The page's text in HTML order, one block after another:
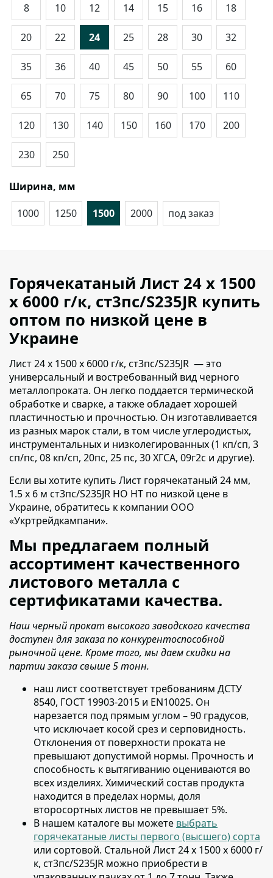
8 10 12 14 15 16 18
20 22 24 25 28 30 32
35 36 40 45 50 55 60
65 70 75 80 90 100 110
120 130 140 150 160 170 200
230 250
Ширина, мм
1000
1250 1500 2000 под заказ
Горячекатаный Лист 24 х 1500
х 6000 г/к, ст3пс/S235JR купить
оптом по низкой цене в
Украине
Лист 24 х 1500 х 6000 г/к, ст3пс/S235JR — это
универсальный и востребованный вид черного
металлопроката. Он легко поддается термической
обработке и сварке, а также обладает хорошей
пластичностью и прочностью. Он изготавливается
из разных марок стали, в том числе углеродистых,
инструментальных и низколегированных (1 кп/сп, 3
сп/пс, 08 кп/сп, 20пс, 25 пс, 30 ХГСА, 09г2с и другие).
Если вы хотите купить Лист горячекатаный 24 мм,
1.5 х 6 м ст3пс/S235JR НО НТ по низкой цене в
Украине, обратитесь к компании ООО
«Укртрейдкампани».
Мы предлагаем полный
ассортимент качественного
листового металла с
сертификатами качества.
Наш черный прокат высокого заводского качества
доступен для заказа по конкурентоспособной
рыночной цене. Кроме того, мы даем скидки на
партии заказа свыше 5 тонн.
наш лист соответствует требованиям ДСТУ
8540, ГОСТ 19903-2015 и EN10025. Он
нарезается под прямым углом – 90 градусов,
что исключает косой срез и серповидность.
Отклонения от поверхности проката не
превышают допустимой нормы. Прочность и
способность к вытягиванию оцениваются во
всех изделиях. Химический состав продукта
находится в пределах нормы, доля
второсортных листов не превышает 5%.
В нашем каталоге вы можете выбрать
горячекатаные листы первого (высшего) сорта
или сортовой. Стальной Лист 24 х 1500 х 6000 г/
к, ст3пс/S235JR можно приобрести в